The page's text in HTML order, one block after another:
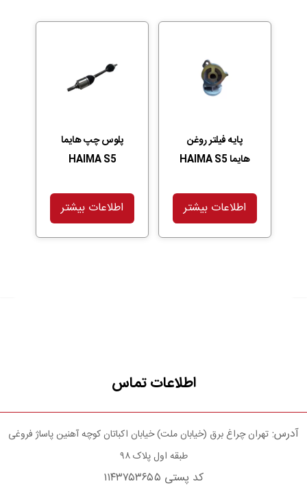
پایه فیلتر روغن
هایما HAIMA S5
اطلاعات بیشتر
پلوس چپ هایما
HAIMA S5
اطلاعات بیشتر
اطلاعات تماس
آدرس: تهران چراغ برق (خیابان ملت) خیابان اکباتان کوچه آهنین پاساژ فروغی
طبقه اول پلاک ۹۸
کد پستی ۱۱۴۳۷۵۳۶۵۵